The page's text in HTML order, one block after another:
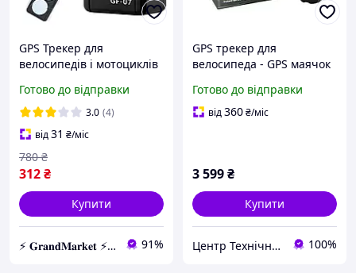
GPS Трекер для
велосипедів і мотоциклів
Готово до відправки
3.0 (4)
від31 ₴/міс
312₴
780 ₴
Купити
⚡️ 𝐆𝐫𝐚𝐧𝐝𝐌𝐚𝐫𝐤𝐞𝐭 ⚡️ – Трендові товари за найнижчими цінами 91%
GPS трекер для
велосипеда - GPS маячок
водонепроникний з
переглядом на Android &
Готово до відправки
від360₴/міс
3 599₴
Купити
Центр Технічної Безпеки 100%